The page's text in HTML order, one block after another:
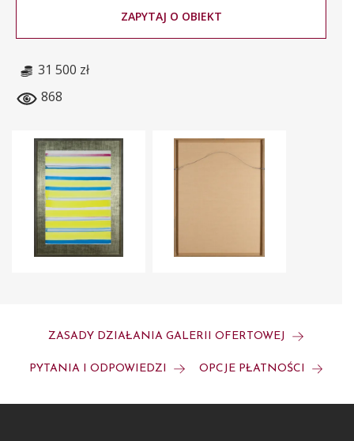
ZAPYTAJ O OBIEKT
31 500 zł
868
ZASADY DZIAŁANIA GALERII OFERTOWEJ
PYTANIA I ODPOWIEDZI OPCJE PŁATNOŚCI